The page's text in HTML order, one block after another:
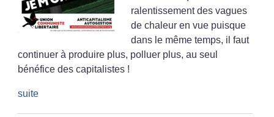
ralentissement des vagues
de chaleur en vue puisque
dans le même temps, il faut
continuer à produire plus, polluer plus, au seul
bénéfice des capitalistes !
suite